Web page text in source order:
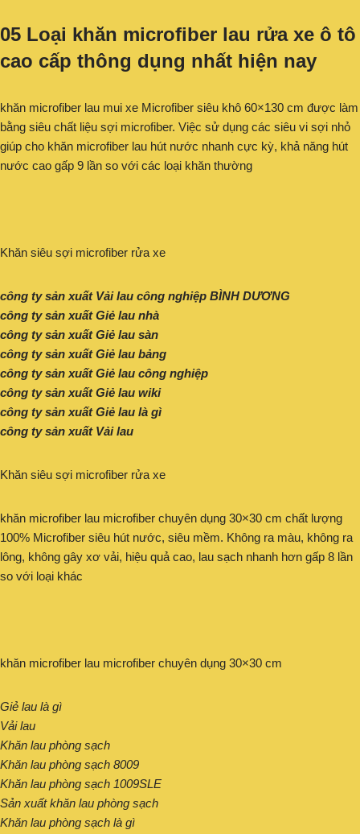
05 Loại khăn microfiber lau rửa xe ô tô
cao cấp thông dụng nhất hiện nay
khăn microfiber lau mui xe Microfiber siêu khô 60×130 cm được làm
bằng siêu chất liệu sợi microfiber. Việc sử dụng các siêu vi sợi nhỏ
giúp cho khăn microfiber lau hút nước nhanh cực kỳ, khả năng hút
nước cao gấp 9 lần so với các loại khăn thường
Khăn siêu sợi microfiber rửa xe
công ty sản xuất Vải lau công nghiệp BÌNH DƯƠNG
công ty sản xuất Giẻ lau nhà
công ty sản xuất Giẻ lau sàn
công ty sản xuất Giẻ lau bảng
công ty sản xuất Giẻ lau công nghiệp
công ty sản xuất Giẻ lau wiki
công ty sản xuất Giẻ lau là gì
công ty sản xuất Vải lau
Khăn siêu sợi microfiber rửa xe
khăn microfiber lau microfiber chuyên dụng 30×30 cm chất lượng
100% Microfiber siêu hút nước, siêu mềm. Không ra màu, không ra
lông, không gây xơ vải, hiệu quả cao, lau sạch nhanh hơn gấp 8 lần
so với loại khác
khăn microfiber lau microfiber chuyên dụng 30×30 cm
Giẻ lau là gì
Vải lau
Khăn lau phòng sạch
Khăn lau phòng sạch 8009
Khăn lau phòng sạch 1009SLE
Sản xuất khăn lau phòng sạch
Khăn lau phòng sạch là gì